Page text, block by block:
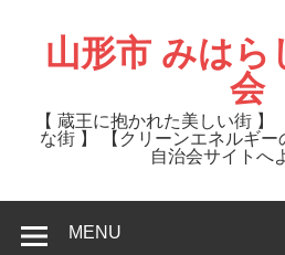
content山形市 みはら
会
【 蔵王に抱かれた美しい街 】
な街 】 【クリーンエネルギ
自治会サイトへ
MENU